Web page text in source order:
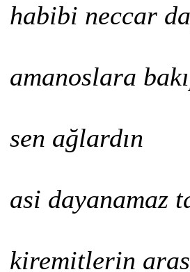
habibi neccar
amanoslara
sen ağlardın
asi dayanamaz
kiremitlerin